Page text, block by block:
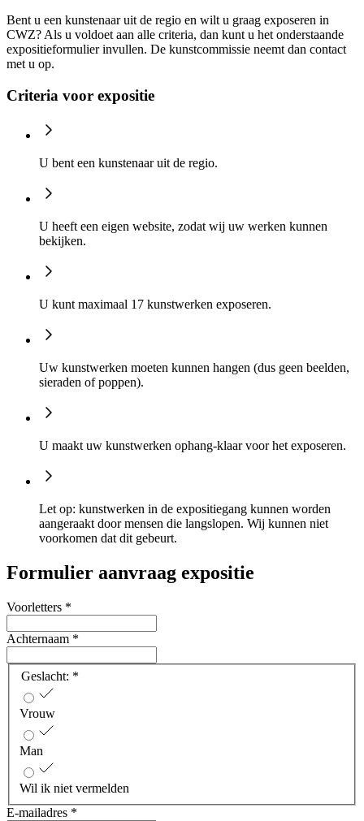
Bent u een kunstenaar uit de regio en wilt u graag exposeren in
CWZ? Als u voldoet aan alle criteria, dan kunt u het onderstaande
expositieformulier invullen. De kunstcommissie neemt dan contact
met u op.
Criteria voor expositie
U bent een kunstenaar uit de regio.
U heeft een eigen website, zodat wij uw werken kunnen
bekijken.
U kunt maximaal 17 kunstwerken exposeren.
Uw kunstwerken moeten kunnen hangen (dus geen beelden,
sieraden of poppen).
U maakt uw kunstwerken ophang-klaar voor het exposeren.
Let op: kunstwerken in de expositiegang kunnen worden
aangeraakt door mensen die langslopen. Wij kunnen niet
voorkomen dat dit gebeurt.
Formulier aanvraag expositie
Voorletters *
Achternaam *
Geslacht: *
Vrouw
Man
Wil ik niet vermelden
E-mailadres *